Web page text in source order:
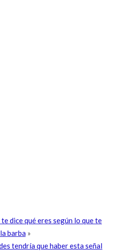
dice qué eres según lo que te
barba»
tendría que haber esta señal